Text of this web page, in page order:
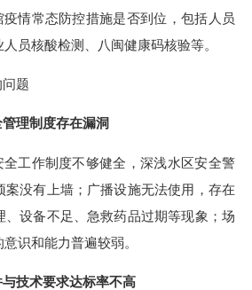
疫情常态防控措施是否到位，包括人员
员核酸检测、八闽健康码核验等。
题
管理制度存在漏洞
工作制度不够健全，深浅水区安全警
案没有上墙；广播设施无法使用，存在
、设备不足、急救药品过期等现象；场
识和能力普遍较弱。
与技术要求达标率不高